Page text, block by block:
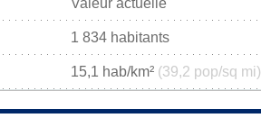
Valeur actuelle
1 834 habitants
15,1 hab/km² (39,2 pop/sq mi)